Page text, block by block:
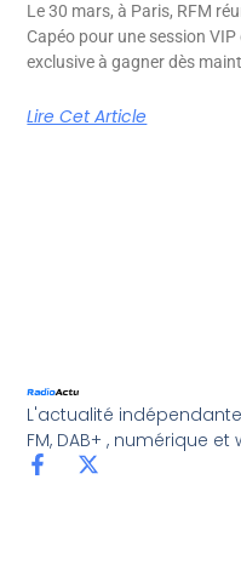
Le 30 mars, à Paris, RFM
Capéo pour une session
exclusive à gagner dès
Lire Cet Article
L'actualité
FM, DAB+ , numérique